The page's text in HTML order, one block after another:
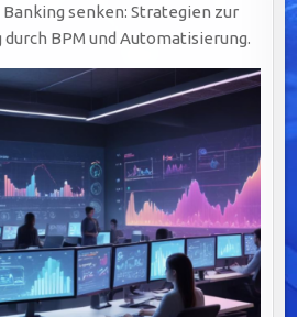
senken: Strategien zur
BPM und Automatisierung.